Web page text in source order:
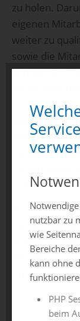
zu holen.
eigenen
weiter zu
sowie die
können
nicht nur der
das
Mitarbeiter.
entwickeln
Auch wir
ständig
nutzbar zu
wie
Bereiche
kann ohne
PHP
beim